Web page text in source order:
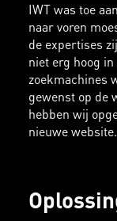
IWT was toe
naar voren
de expertises
niet erg hoog
zoekmachines
gewenst op de
hebben wij
nieuwe website.